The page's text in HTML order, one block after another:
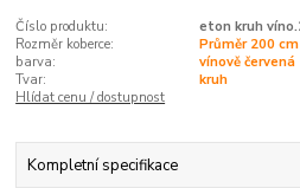
Číslo produktu:
eton kruh
Rozměr koberce:
Průměr 200 cm
barva:
vínově červená
Tvar:
kruh
Hlídat cenu / dostupnost
Kompletní specifikace